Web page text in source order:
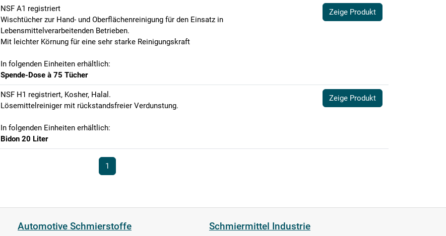
NSF A1 registriert
Wischtücher zur Hand- und Oberflächenreinigung für den Einsatz in
Lebensmittelverarbeitenden Betrieben.
Mit leichter Körnung für eine sehr starke Reinigungskraft
In folgenden Einheiten erhältlich:
Spende-Dose à 75 Tücher
Zeige Produkt
NSF H1 registriert, Kosher, Halal.
Lösemittelreiniger mit rückstandsfreier Verdunstung.
In folgenden Einheiten erhältlich:
Bidon 20 Liter
Zeige Produkt
1
Automotive Schmierstoffe Schmiermittel Industrie